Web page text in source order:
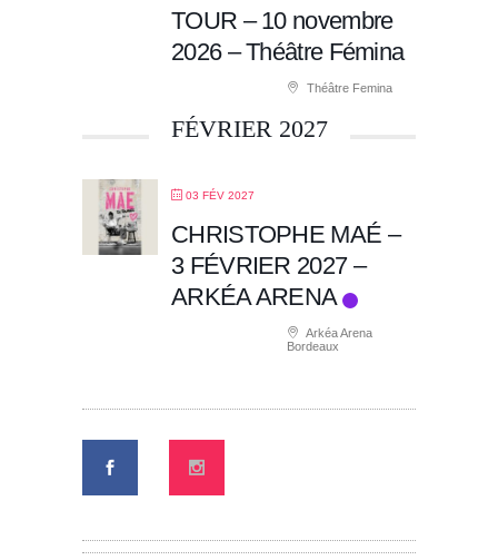
TOUR – 10 novembre
2026 – Théâtre Fémina
Théâtre Femina
FÉVRIER 2027
03 FÉV 2027
CHRISTOPHE MAÉ –
3 FÉVRIER 2027 –
ARKÉA ARENA
Arkéa Arena
Bordeaux